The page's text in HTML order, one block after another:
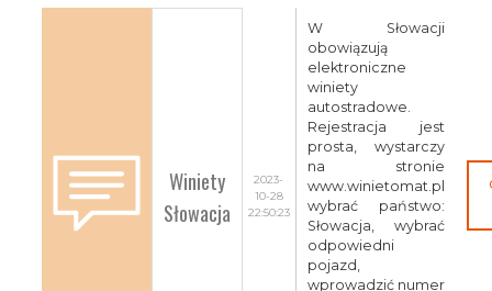
Winiety
Słowacja
2023-
10-28
22:50:23
W Słowacji
obowiązują
elektroniczne
winiety
autostradowe.
Rejestracja jest
prosta, wystarczy
na stronie
www.winietomat.pl
wybrać państwo:
Słowacja, wybrać
odpowiedni
pojazd,
wprowadzić numer